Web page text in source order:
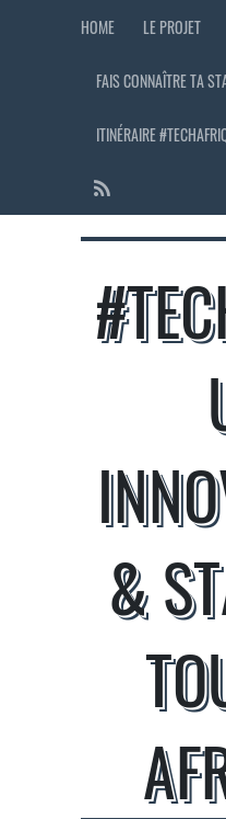
HOME LE PROJET
FAIS CONNAÎTRE TA
ITINÉRAIRE
&